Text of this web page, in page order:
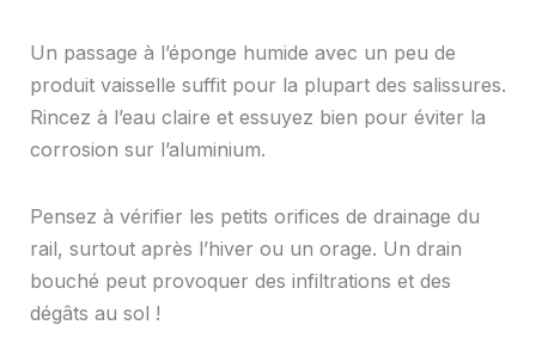
Un passage à l’éponge humide avec un peu de
produit vaisselle suffit pour la plupart des salissures.
Rincez à l’eau claire et essuyez bien pour éviter la
corrosion sur l’aluminium.
Pensez à vérifier les petits orifices de drainage du
rail, surtout après l’hiver ou un orage. Un drain
bouché peut provoquer des infiltrations et des
dégâts au sol !